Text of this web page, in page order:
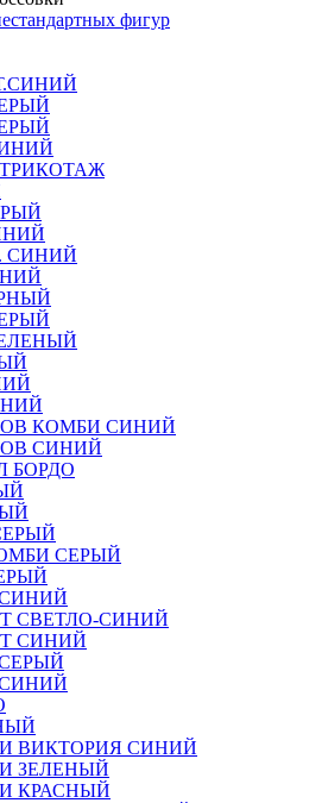
фигур
СИНИЙ
КОМБИ СИНИЙ
СИНИЙ
БОРДО
СЕРЫЙ
СВЕТЛО-СИНИЙ
СИНИЙ
ВИКТОРИЯ СИНИЙ
ЗЕЛЕНЫЙ
КРАСНЫЙ